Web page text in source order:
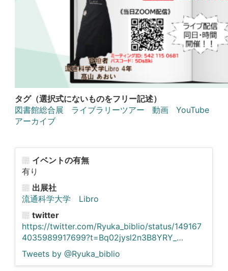
タグ（選択式にないものをフリー記述）
図書館総合展
ライブラリーツアー 動画
YouTube
アーカイブ
イベントの有無
有り
出展社
流通科学大学 Libro
twitter
https://twitter.com/Ryuka_biblio/status/149167
4035989917699?t=Bq02jysl2n3B8YRY_…
Tweets by @Ryuka_biblio